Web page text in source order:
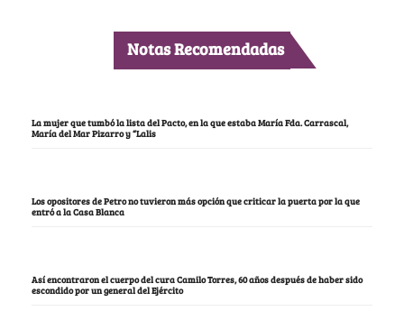
Notas Recomendadas
La mujer que tumbó la lista del Pacto, en la que estaba María Fda. Carrascal,
María del Mar Pizarro y “Lalis
Los opositores de Petro no tuvieron más opción que criticar la puerta por la que
entró a la Casa Blanca
Así encontraron el cuerpo del cura Camilo Torres, 60 años después de haber sido
escondido por un general del Ejército